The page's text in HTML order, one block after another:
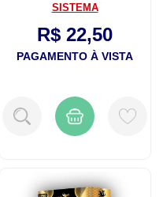
SISTEMA
R$ 22,50
PAGAMENTO À VISTA